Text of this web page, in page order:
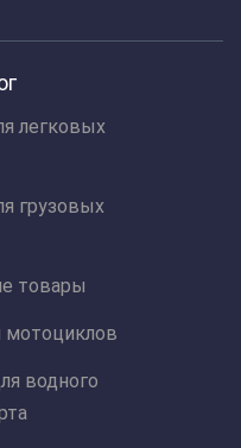
легковых
грузовых
товары
мотоциклов
водного